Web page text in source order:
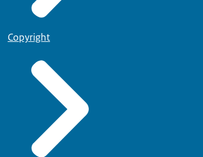
Copyright